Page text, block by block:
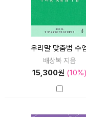
우리말 맞춤법 수
배상복 지음
15,300원 (10%)